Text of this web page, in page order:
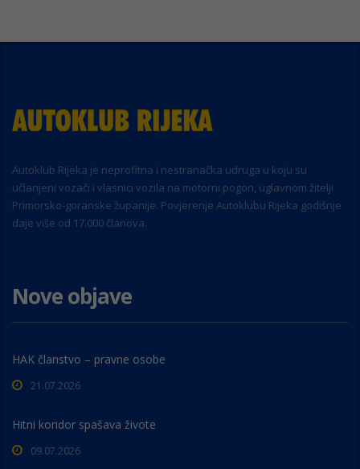
Autoklub Rijeka je neprofitna i nestranačka udruga u koju su
učlanjeni vozači i vlasnici vozila na motorni pogon, uglavnom žitelji
Primorsko-goranske županije. Povjerenje Autoklubu Rijeka godišnje
daje više od 17.000 članova.
Nove objave
HAK članstvo – pravne osobe
21.07.2026
Hitni koridor spašava živote
09.07.2026